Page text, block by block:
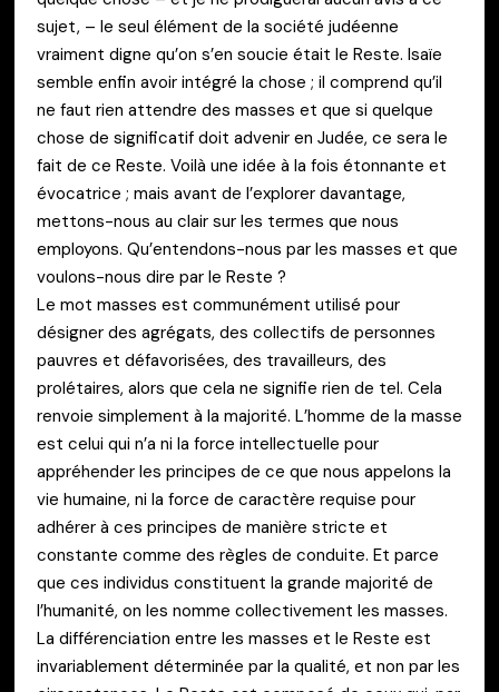
sujet, – le seul élément de la société judéenne
vraiment digne qu’on s’en soucie était le Reste. Isaïe
semble enfin avoir intégré la chose ; il comprend qu’il
ne faut rien attendre des masses et que si quelque
chose de significatif doit advenir en Judée, ce sera le
fait de ce Reste. Voilà une idée à la fois étonnante et
évocatrice ; mais avant de l’explorer davantage,
mettons-nous au clair sur les termes que nous
employons. Qu’entendons-nous par les masses et que
voulons-nous dire par le Reste ?
Le mot masses est communément utilisé pour
désigner des agrégats, des collectifs de personnes
pauvres et défavorisées, des travailleurs, des
prolétaires, alors que cela ne signifie rien de tel. Cela
renvoie simplement à la majorité. L’homme de la masse
est celui qui n’a ni la force intellectuelle pour
appréhender les principes de ce que nous appelons la
vie humaine, ni la force de caractère requise pour
adhérer à ces principes de manière stricte et
constante comme des règles de conduite. Et parce
que ces individus constituent la grande majorité de
l’humanité, on les nomme collectivement les masses.
La différenciation entre les masses et le Reste est
invariablement déterminée par la qualité, et non par les